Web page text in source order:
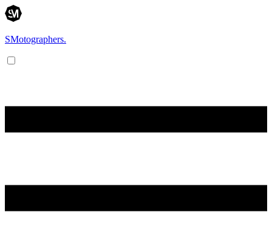
SMotographers.